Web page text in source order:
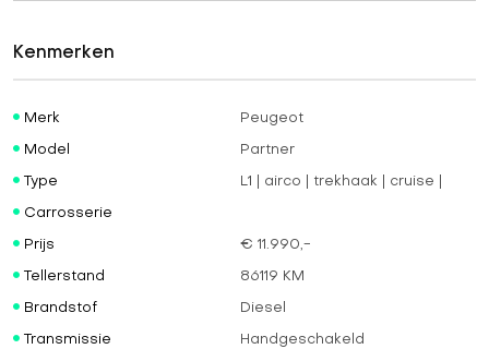
Kenmerken
Merk Peugeot
Model Partner
Type L1 | airco | trekhaak | cruise |
Carrosserie
Prijs € 11.990,-
Tellerstand 86119 KM
Brandstof Diesel
Transmissie Handgeschakeld